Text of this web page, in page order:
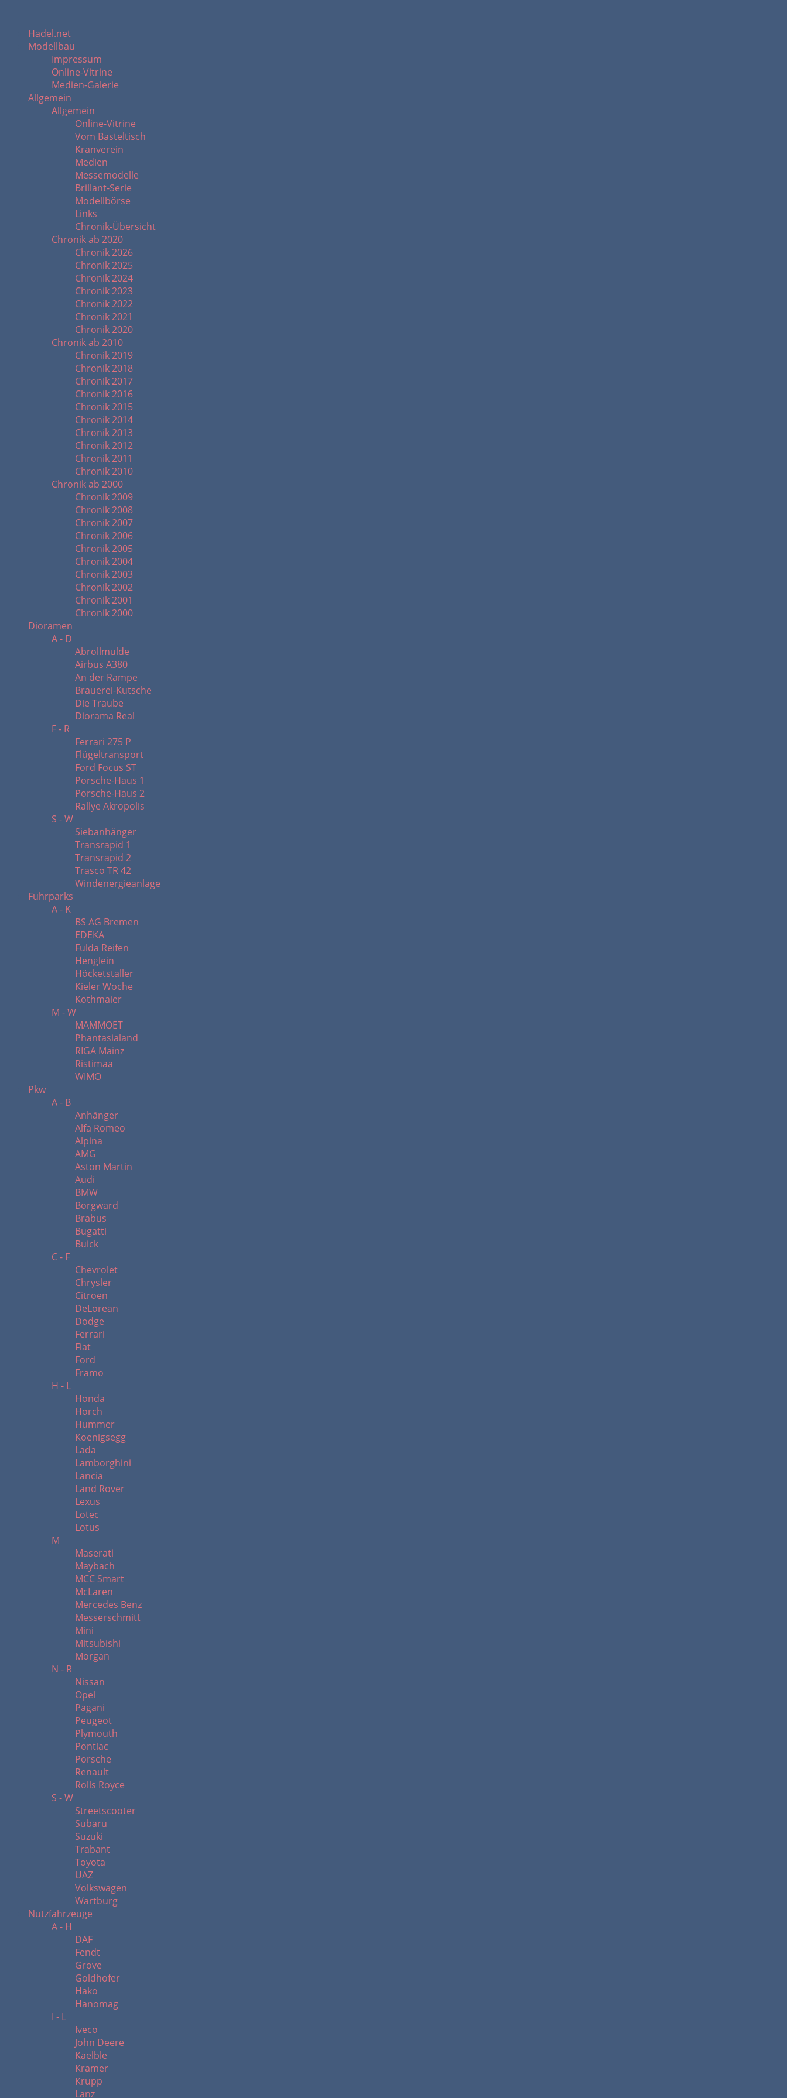
Hadel.net
Modellbau
Impressum
Online-Vitrine
Medien-Galerie
Allgemein
Allgemein
Online-Vitrine
Vom Basteltisch
Kranverein
Medien
Messemodelle
Brillant-Serie
Modellbörse
Links
Chronik-Übersicht
Chronik ab 2020
Chronik 2026
Chronik 2025
Chronik 2024
Chronik 2023
Chronik 2022
Chronik 2021
Chronik 2020
Chronik ab 2010
Chronik 2019
Chronik 2018
Chronik 2017
Chronik 2016
Chronik 2015
Chronik 2014
Chronik 2013
Chronik 2012
Chronik 2011
Chronik 2010
Chronik ab 2000
Chronik 2009
Chronik 2008
Chronik 2007
Chronik 2006
Chronik 2005
Chronik 2004
Chronik 2003
Chronik 2002
Chronik 2001
Chronik 2000
Dioramen
A - D
Abrollmulde
Airbus A380
An der Rampe
Brauerei-Kutsche
Die Traube
Diorama Real
F - R
Ferrari 275 P
Flügeltransport
Ford Focus ST
Porsche-Haus 1
Porsche-Haus 2
Rallye Akropolis
S - W
Siebanhänger
Transrapid 1
Transrapid 2
Trasco TR 42
Windenergieanlage
Fuhrparks
A - K
BS AG Bremen
EDEKA
Fulda Reifen
Henglein
Höcketstaller
Kieler Woche
Kothmaier
M - W
MAMMOET
Phantasialand
RIGA Mainz
Ristimaa
WIMO
Pkw
A - B
Anhänger
Alfa Romeo
Alpina
AMG
Aston Martin
Audi
BMW
Borgward
Brabus
Bugatti
Buick
C - F
Chevrolet
Chrysler
Citroen
DeLorean
Dodge
Ferrari
Fiat
Ford
Framo
H - L
Honda
Horch
Hummer
Koenigsegg
Lada
Lamborghini
Lancia
Land Rover
Lexus
Lotec
Lotus
M
Maserati
Maybach
MCC Smart
McLaren
Mercedes Benz
Messerschmitt
Mini
Mitsubishi
Morgan
N - R
Nissan
Opel
Pagani
Peugeot
Plymouth
Pontiac
Porsche
Renault
Rolls Royce
S - W
Streetscooter
Subaru
Suzuki
Trabant
Toyota
UAZ
Volkswagen
Wartburg
Nutzfahrzeuge
A - H
DAF
Fendt
Grove
Goldhofer
Hako
Hanomag
I - L
Iveco
John Deere
Kaelble
Kramer
Krupp
Lanz